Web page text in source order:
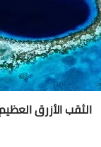
الثقب الأزرق